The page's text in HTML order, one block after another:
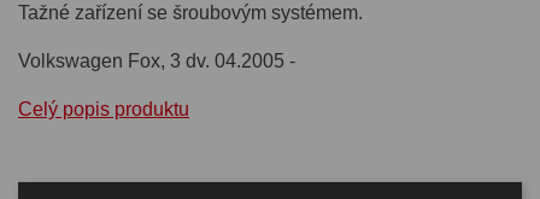
Tažné zařízení se šroubovým systémem.
Volkswagen Fox, 3 dv. 04.2005 -
Celý popis produktu